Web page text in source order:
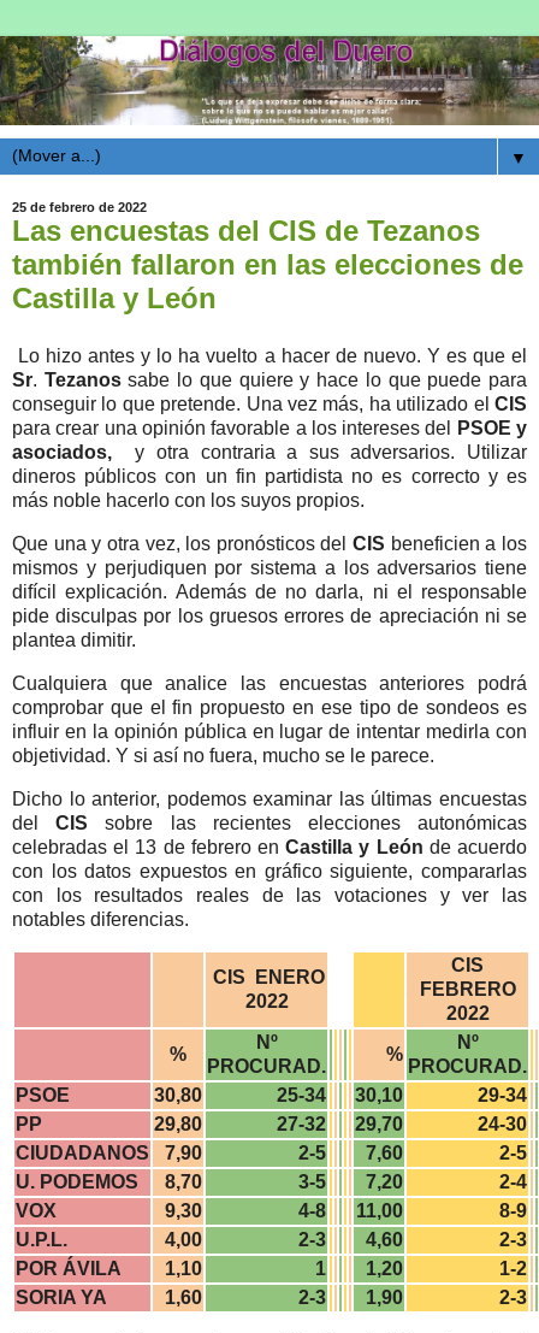
▼
25 de febrero de 2022
Las encuestas del CIS de Tezanos
también fallaron en las elecciones de
Castilla y León
Lo hizo antes y lo ha vuelto a hacer de nuevo. Y es que el
Sr. Tezanossabe lo que quiere y hace lo que puede para
conseguir lo que pretende. Una vez más, ha utilizado el CIS
para crear una opinión favorable a los intereses del
PSOE y
asociados,
y otra contraria a sus adversarios. Utilizar
dineros públicos con un fin partidista no es correcto y es
más noble hacerlo con los suyos propios.
Que una y otra vez, los pronósticos delCIS beneficien a los
mismos y perjudiquen por sistema a los adversarios tiene
difícil explicación. Además de no darla, ni el responsable
pide disculpas por los gruesos errores de apreciación ni se
plantea dimitir.
Cualquiera que analice las encuestas anteriores podrá
comprobar que el fin propuesto en ese tipo de sondeos es
influir en la opinión pública en lugar de intentar medirla con
objetividad. Y si así no fuera, mucho se le parece.
Dicho lo anterior, podemos examinar las últimas encuestas
delCIS sobre las recientes elecciones autonómicas
celebradas el 13 de febrero enCastilla y León de acuerdo
con los datos expuestos en gráfico siguiente, compararlas
con los resultados reales de las votaciones y ver las
notables diferencias.
CIS ENERO
2022
CIS
FEBRERO
2022
%
Nº
PROCURAD.
%
Nº
PROCURAD.
PSOE
30,80 25-34 30,10
29-34
PP
29,80 27-32 29,70
24-30
CIUDADANOS
7,90 2-5 7,60
2-5
U. PODEMOS
8,70 3-5 7,20
2-4
VOX
9,30 4-8 11,00
8-9
U.P.L.
4,00 2-3 4,60
2-3
POR ÁVILA
1,10 1 1,20
1-2
SORIA YA
1,60 2-3 1,90 2-3